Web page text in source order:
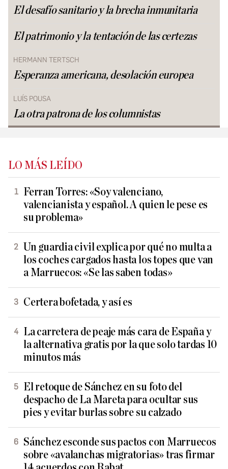
El desafío sanitario y la brecha inmunitaria
El patrimonio y la tentación de las certezas
HERMANN TERTSCH
Esperanza americana, desolación europea
LUÍS POUSA
La otra patrona de los columnistas
LO MÁS LEÍDO
Ferran Torres: «Soy valenciano,
valencianista y español. A quien le pese es
su problema»
Un guardia civil explica por qué no multa a
los coches cargados hasta los topes que van
a Marruecos: «Se las saben todas»
Certera bofetada, y así es
La carretera de peaje más cara de España y
la alternativa gratis por la que solo tardas 10
minutos más
El retoque de Sánchez en su foto del
despacho de La Mareta para ocultar sus
pies y evitar burlas sobre su calzado
Sánchez esconde sus pactos con Marruecos
sobre «avalanchas migratorias» tras firmar